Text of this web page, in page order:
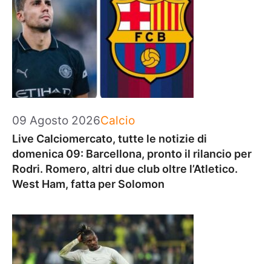
09 Agosto 2026Categorie
Calcio
Live Calciomercato, tutte le notizie di
domenica 09: Barcellona, pronto il rilancio per
Rodri. Romero, altri due club oltre l’Atletico.
West Ham, fatta per Solomon